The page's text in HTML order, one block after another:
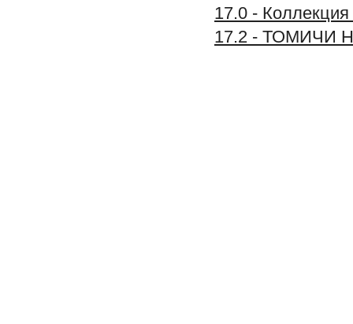
17.0 -
17.2 - ТОМИЧИ